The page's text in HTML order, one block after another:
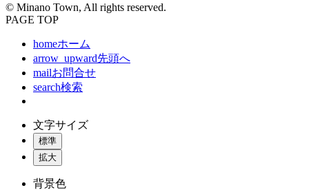
© Minano Town, All rights reserved.
PAGE TOP
homeホーム
arrow_upward先頭へ
mailお問合せ
search検索
文字サイズ
標準
拡大
背景色